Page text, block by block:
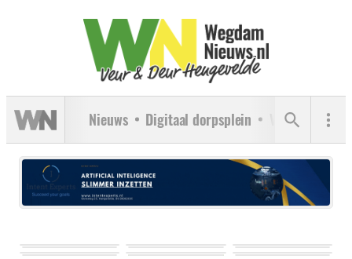
Nieuws Digitaal dorpsplein Verenigingen